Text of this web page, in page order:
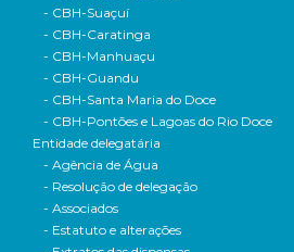
- CBH-Suaçuí
- CBH-Caratinga
- CBH-Manhuaçu
- CBH-Guandu
- CBH-Santa Maria do Doce
- CBH-Pontões e Lagoas do Rio Doce
Entidade delegatária
- Agência de Água
- Resolução de delegação
- Associados
- Estatuto e alterações